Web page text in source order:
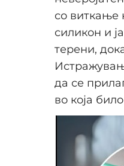
со виткање
силикон и
терени,
да се
во која